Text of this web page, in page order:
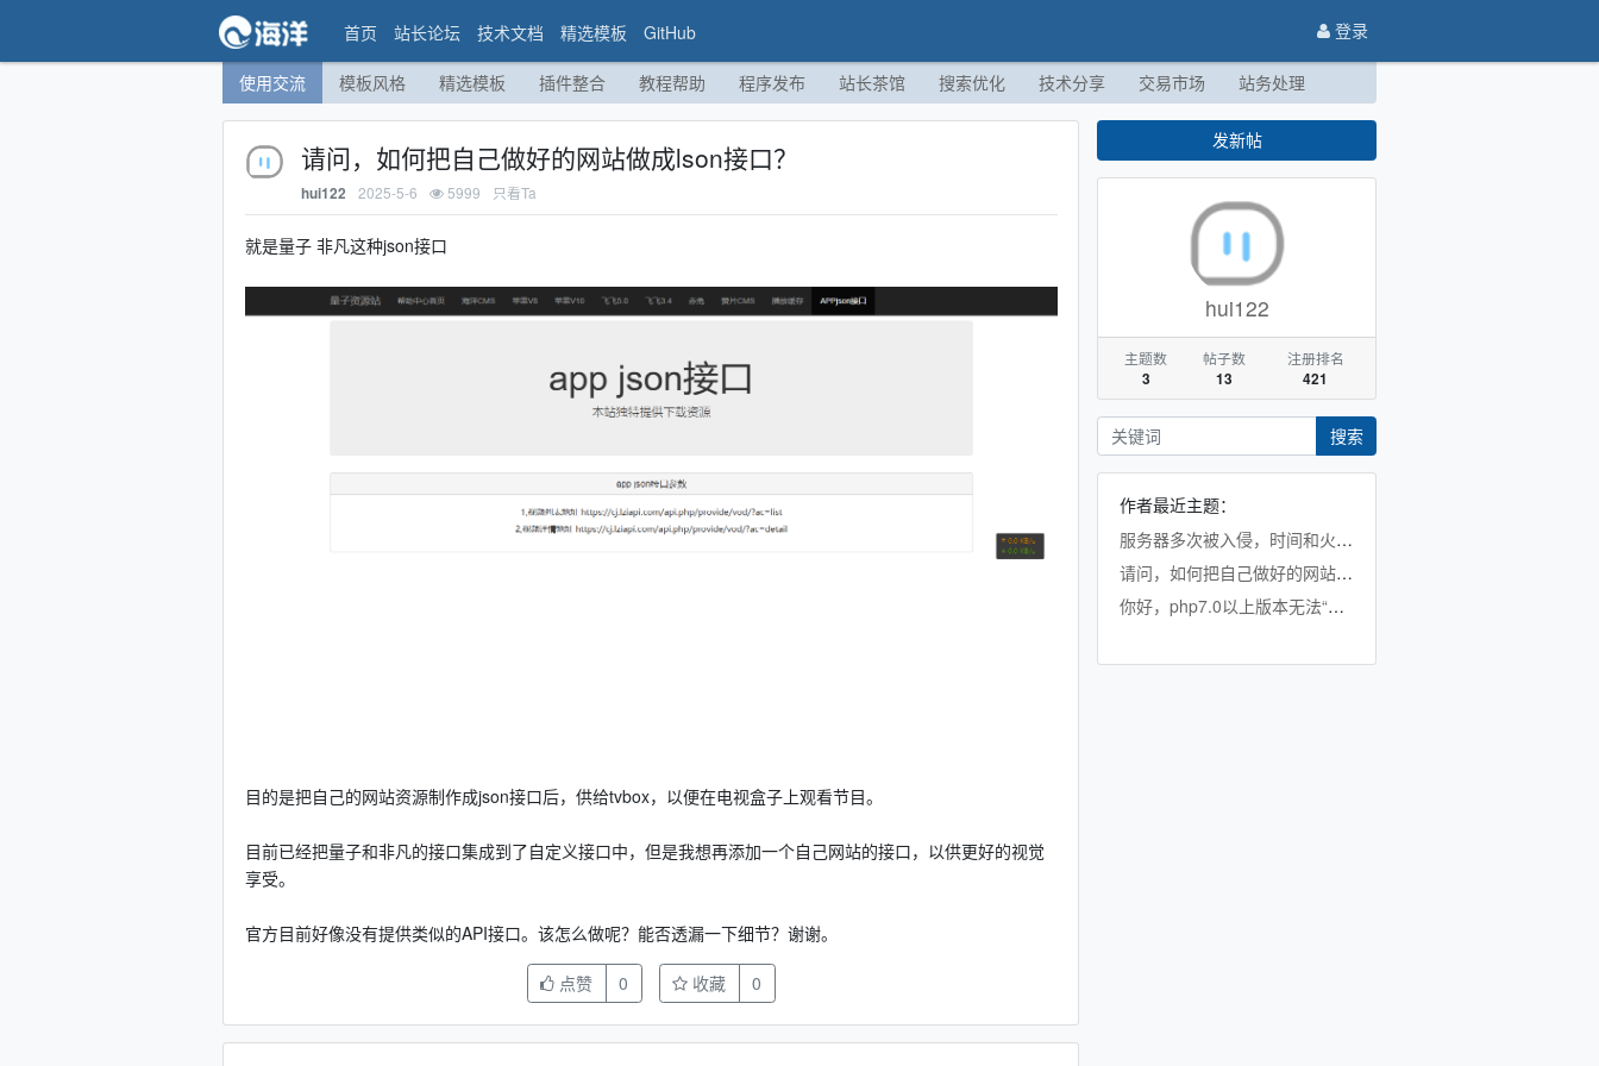
首页 站长论坛 技术文档 精选模板 GitHub 登录
使用交流 模板风格 精选模板 插件整合 教程帮助 程序发布 站长茶馆 搜索优化 技术分享 交易市场 站务处理
请问，如何把自己做好的网站做成lson接口？
hui122 2025-5-6 5999 只看Ta
就是量子 非凡这种json接口
目的是把自己的网站资源制作成json接口后，供给tvbox，以便在电视盒子上观看节目。
目前已经把量子和非凡的接口集成到了自定义接口中，但是我想再添加一个自己网站的接口，以供更好的视觉
享受。
官方目前好像没有提供类似的API接口。该怎么做呢？能否透漏一下细节？谢谢。
点赞 0 收藏 0
发新帖
hui122
主题数
3
帖子数
13
注册排名
421
搜索
作者最近主题：
服务器多次被入侵，时间和火车头采集器使用频率高度重合？
请问，如何把自己做好的网站做成lson接口？
你好，php7.0以上版本无法“一键生成当天影片”？